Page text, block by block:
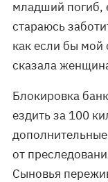
младший погиб,
стараюсь
как если бы
сказала
Блокировка
ездить за 100
от
Сыновья